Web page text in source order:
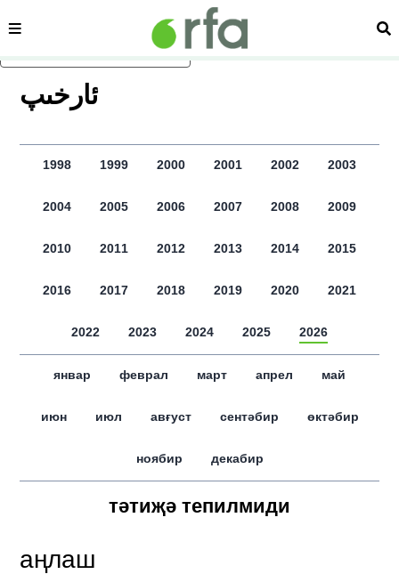
асаслиқ мәзмунға атлаң
сәһипә
ﺋﺎﺭﺧﯩﭗ
1998 1999 2000 2001 2002 2003
2004 2005 2006 2007 2008 2009
2010 2011 2012 2013 2014 2015
2016 2017 2018 2019 2020 2021
2022 2023 2024 2025 2026
январ феврал март апрел май
июн июл авғуст сентәбир өктәбир
ноябир декабир
тәтиҗә тепилмиди
аңлаш